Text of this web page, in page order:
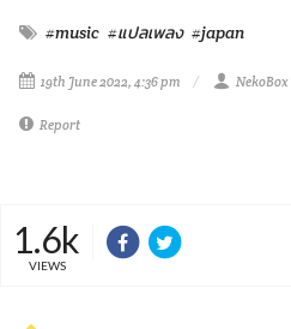
#music #แปลเพลง #japan
19th June 2022, 4:36 pm NekoBox
Report
1.6k
VIEWS